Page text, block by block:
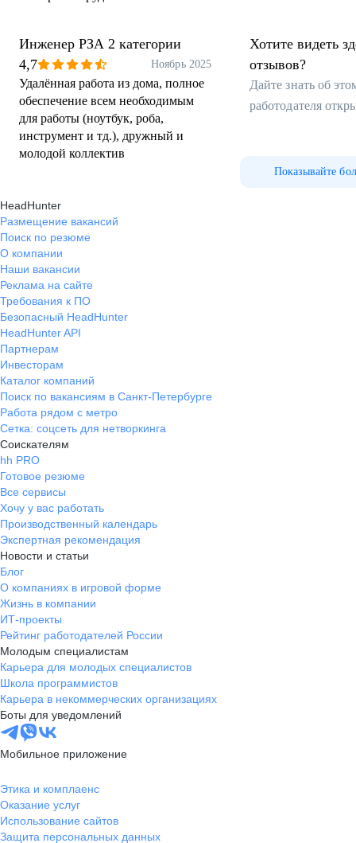
Инженер РЗА 2 категории
4,7
Ноябрь 2025
Удалённая работа из дома, полное
обеспечение всем необходимым
для работы (ноутбук, роба,
инструмент и тд.), дружный и
молодой коллектив
Хотите видеть
отзывов?
Дайте знать об
работодателя
Показывайте
HeadHunter
Размещение вакансий
Поиск по резюме
О компании
Наши вакансии
Реклама на сайте
Требования к ПО
Безопасный HeadHunter
HeadHunter API
Партнерам
Инвесторам
Каталог компаний
Поиск по вакансиям в Санкт-Петербурге
Работа рядом с метро
Сетка: соцсеть для нетворкинга
Соискателям
hh PRO
Готовое резюме
Все сервисы
Хочу у вас работать
Производственный календарь
Экспертная рекомендация
Новости и статьи
Блог
О компаниях в игровой форме
Жизнь в компании
ИТ-проекты
Рейтинг работодателей России
Молодым специалистам
Карьера для молодых специалистов
Школа программистов
Карьера в некоммерческих организациях
Боты для уведомлений
Мобильное приложение
Этика и комплаенс
Оказание услуг
Использование сайтов
Защита персональных данных